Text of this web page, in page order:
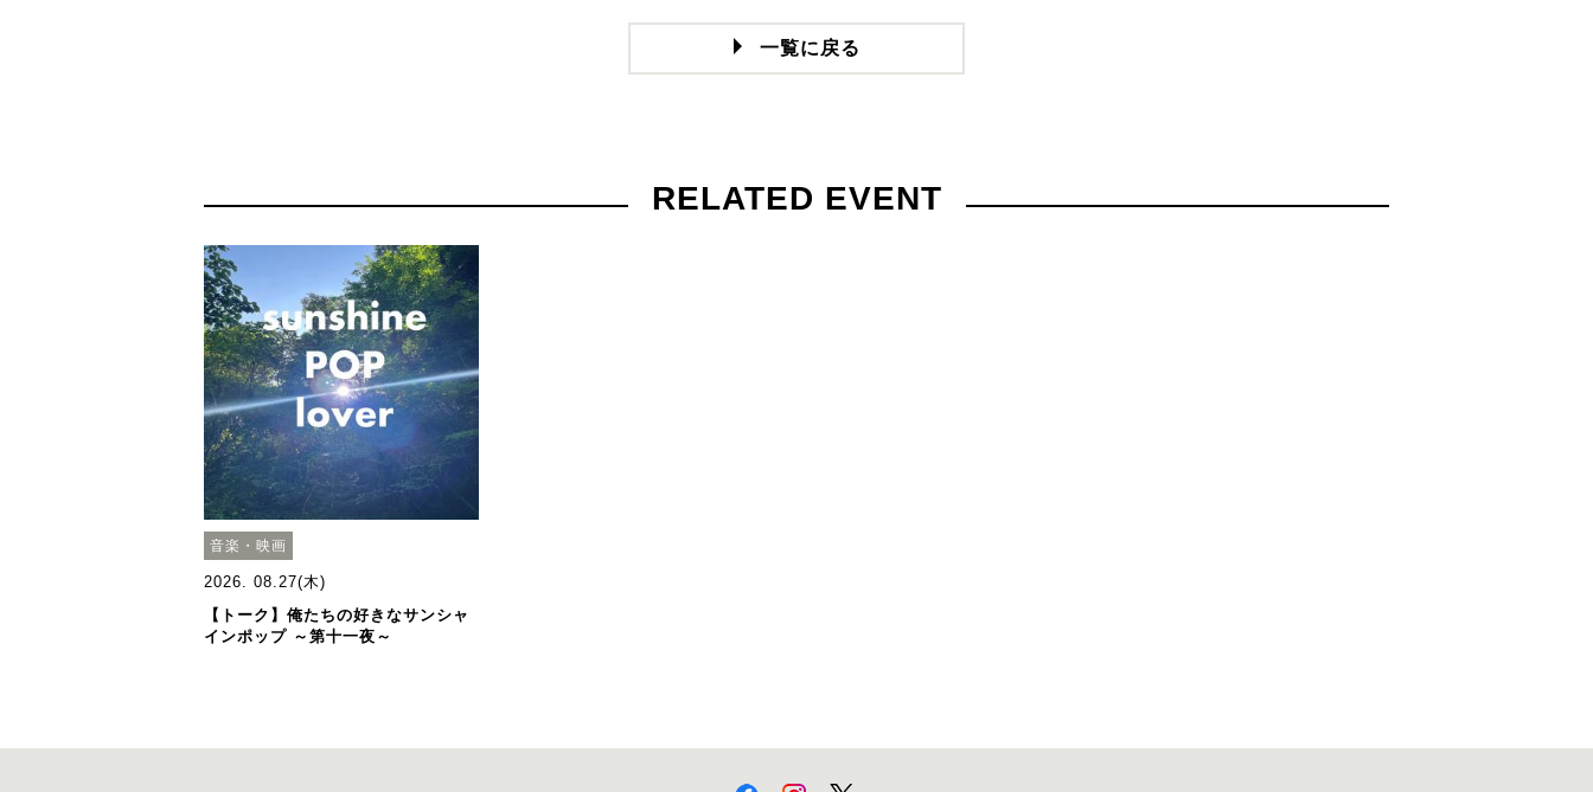
一覧に戻る
RELATED EVENT
音楽・映画
2026. 08.27(木)
【トーク】俺たちの好きなサンシャ
インポップ ～第十一夜～